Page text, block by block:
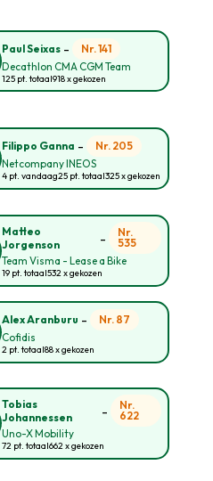
Paul Seixas-
Nr. 141
Decathlon CMA CGM Team
125 pt. totaal918 x gekozen
Filippo Ganna -
Nr. 205
Netcompany INEOS
4 pt. vandaag25 pt. totaal325 x gekozen
Matteo
Jorgenson
-
Nr.
535
Team Visma - Lease a Bike
19 pt. totaal532 x gekozen
Alex Aranburu -
Nr. 87
Cofidis
2 pt. totaal88 x gekozen
Tobias
Johannessen
-
Nr.
622
Uno-X Mobility
72 pt. totaal662 x gekozen